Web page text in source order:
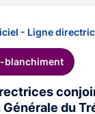
du
- Ligne
blanchiment